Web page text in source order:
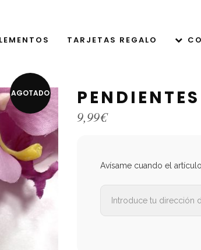
TARJETAS REGALO
AGOTADO
9,99€
Avísame cuando el